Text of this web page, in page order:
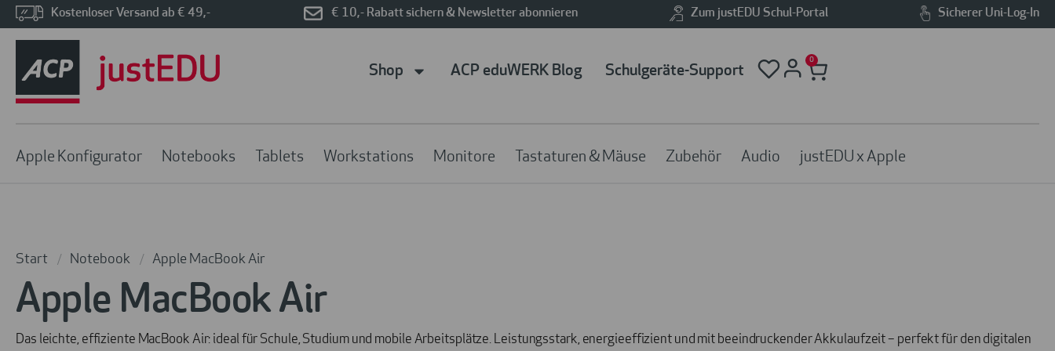
Kostenloser Versand ab € 49,- € 10,- Rabatt sichern & Newsletter abonnieren Zum justEDU Schul-Portal Sicherer Uni-Log-In
Shop ACP eduWERK Blog Schulgeräte-Support
0
Apple Konfigurator Notebooks Tablets Workstations Monitore Tastaturen & Mäuse Zubehör Audio justEDU x Apple
Start / Notebook / Apple MacBook Air
Apple MacBook Air
Das leichte, effiziente MacBook Air: ideal für Schule, Studium und mobile Arbeitsplätze. Leistungsstark, energieeffizient und mit beeindruckender Akkulaufzeit – perfekt für den digitalen